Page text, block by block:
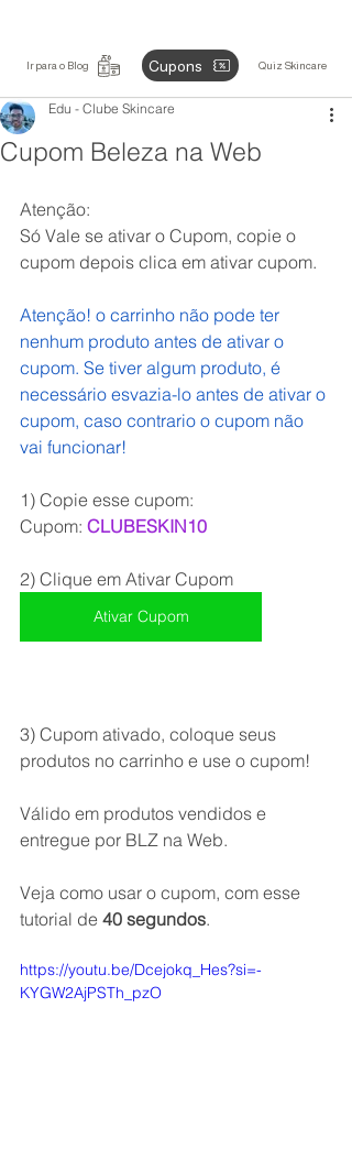
Ir para o Blog Cupons Quiz Skincare
Cupom Beleza na Web
Edu - Clube Skincare
Atenção:
Só Vale se ativar o Cupom, copie o
cupom depois clica em ativar cupom.
Atenção! o carrinho não pode ter
nenhum produto antes de ativar o
cupom. Se tiver algum produto, é
necessário esvazia-lo antes de ativar o
cupom, caso contrario o cupom não
vai funcionar!
1) Copie esse cupom:
Cupom: CLUBESKIN10
2) Clique em Ativar Cupom
Ativar Cupom
3) Cupom ativado, coloque seus
produtos no carrinho e use o cupom!
Válido em produtos vendidos e
entregue por BLZ na Web.
Veja como usar o cupom, com esse
tutorial de 40 segundos.
https://youtu.be/Dcejokq_Hes?si=-
KYGW2AjPSTh_pzO